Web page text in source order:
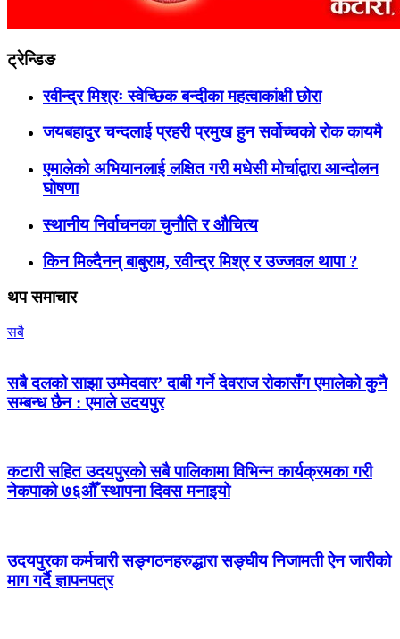
ट्रेन्डिङ
रवीन्द्र मिश्रः स्वेच्छिक बन्दीका महत्वाकांक्षी छोरा
जयबहादुर चन्दलाई प्रहरी प्रमुख हुन सर्वोच्चको रोक कायमै
एमालेको अभियानलाई लक्षित गरी मधेसी मोर्चाद्वारा आन्दोलन
घोषणा
स्थानीय निर्वाचनका चुनौति र औचित्य
किन मिल्दैनन् बाबुराम, रवीन्द्र मिश्र र उज्जवल थापा ?
थप समाचार
सबै
सबै दलको साझा उम्मेदवार’ दाबी गर्ने देवराज रोकासँग एमालेको कुनै
सम्बन्ध छैन : एमाले उदयपुर
कटारी सहित उदयपुरको सबै पालिकामा विभिन्न कार्यक्रमका गरी
नेकपाको ७६औँ स्थापना दिवस मनाइयो
उदयपुरका कर्मचारी सङ्गठनहरुद्धारा सङ्घीय निजामती ऐन जारीको
माग गर्दै ज्ञापनपत्र